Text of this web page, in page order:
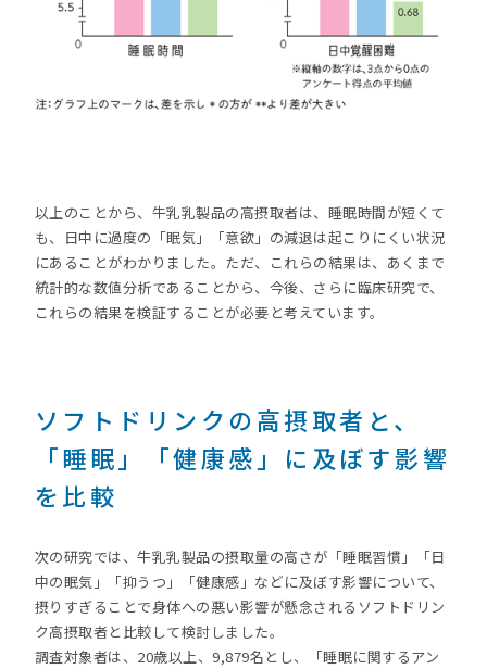
以上のことから、牛乳乳製品の高摂取者は、睡眠時間が短くて
も、日中に過度の「眠気」「意欲」の減退は起こりにくい状況
にあることがわかりました。ただ、これらの結果は、あくまで
統計的な数値分析であることから、今後、さらに臨床研究で、
これらの結果を検証することが必要と考えています。
ソフトドリンクの高摂取者と、
「睡眠」「健康感」に及ぼす影響
を比較
次の研究では、牛乳乳製品の摂取量の高さが「睡眠習慣」「日
中の眠気」「抑うつ」「健康感」などに及ぼす影響について、
摂りすぎることで身体への悪い影響が懸念されるソフトドリン
ク高摂取者と比較して検討しました。
調査対象者は、20歳以上、9,879名とし、「睡眠に関するアン